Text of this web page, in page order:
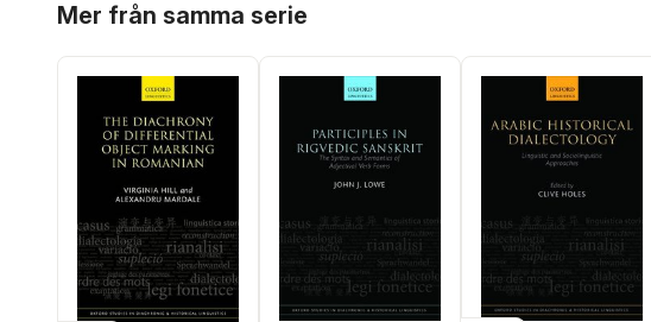
Mer från samma serie